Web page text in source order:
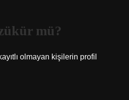
mü?
olmayan kişilerin profil